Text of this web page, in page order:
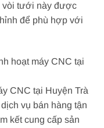
vòi tưới này được
để phù hợp với
hoạt máy CNC tại
CNC tại Huyện Trà
vụ bán hàng tận
kết cung cấp sản